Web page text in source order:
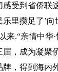
感受到省侨联
里攒足了’向
来.“亲情中华
届，成为凝聚
牌，得到海内